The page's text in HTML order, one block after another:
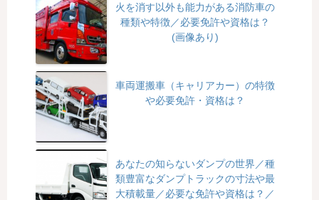
火を消す以外も能力がある消防車の
種類や特徴／必要免許や資格は？
(画像あり)
車両運搬車（キャリアカー）の特徴
や必要免許・資格は？
あなたの知らないダンプの世界／種
類豊富なダンプトラックの寸法や最
大積載量／必要な免許や資格は？／